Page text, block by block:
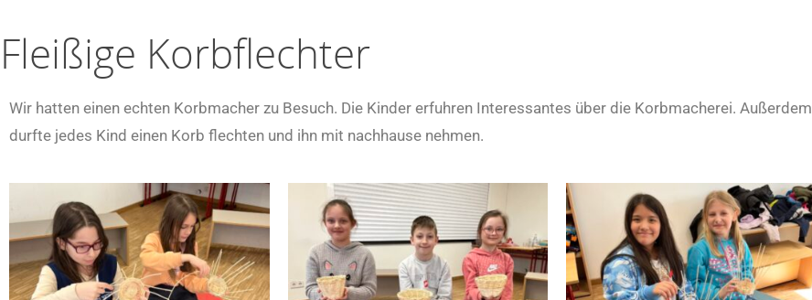
Fleißige Korbflechter
Wir hatten einen echten Korbmacher zu Besuch. Die Kinder erfuhren Interessantes über die Korbmacherei. Außerdem
durfte jedes Kind einen Korb flechten und ihn mit nachhause nehmen.